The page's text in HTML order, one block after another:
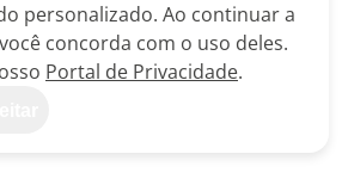
personalizado. Ao continuar a
concorda com o uso deles.
Portal de Privacidade.